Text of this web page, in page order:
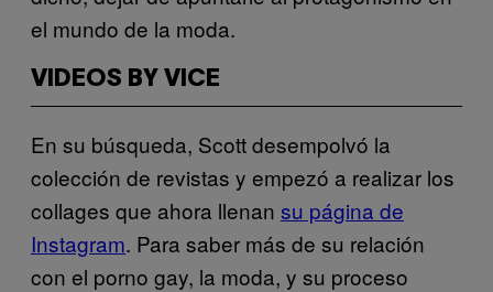
el mundo de la moda.
VIDEOS BY VICE
En su búsqueda, Scott desempolvó la
colección de revistas y empezó a realizar los
collages que ahora llenan su página de
Instagram. Para saber más de su relación
con el porno gay, la moda, y su proceso